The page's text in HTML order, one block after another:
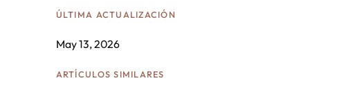
ÚLTIMA ACTUALIZACIÓN
May 13, 2026
ARTÍCULOS SIMILARES